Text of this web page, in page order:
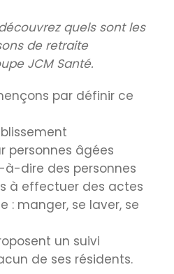
quels sont les
de retraite
JCM Santé.
par définir ce
personnes âgées
à-dire des personnes
à effectuer des actes
: manger, se laver, se
un suivi
de ses résidents.